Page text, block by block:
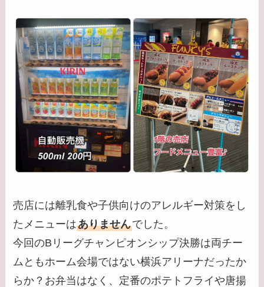
売店には離乳食や子供向けのアレルギー対策をし
たメニューはありませんでした。
今回のBリーグチャンピオンシップ決勝は両チー
ムともホーム会場ではない横浜アリーナだったか
らか？お弁当はなく、定番のポテトフライや唐揚